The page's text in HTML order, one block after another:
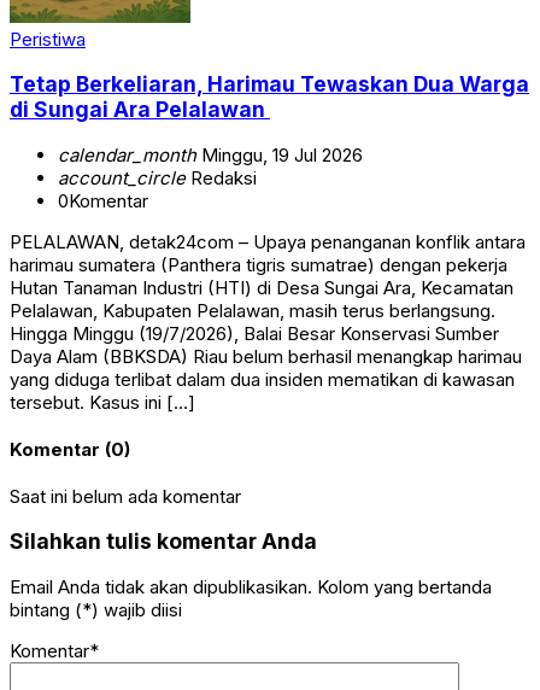
Peristiwa
Tetap Berkeliaran, Harimau Tewaskan Dua Warga
di Sungai Ara Pelalawan
calendar_monthMinggu, 19 Jul 2026
account_circleRedaksi
0Komentar
PELALAWAN, detak24com – Upaya penanganan konflik antara
harimau sumatera (Panthera tigris sumatrae) dengan pekerja
Hutan Tanaman Industri (HTI) di Desa Sungai Ara, Kecamatan
Pelalawan, Kabupaten Pelalawan, masih terus berlangsung.
Hingga Minggu (19/7/2026), Balai Besar Konservasi Sumber
Daya Alam (BBKSDA) Riau belum berhasil menangkap harimau
yang diduga terlibat dalam dua insiden mematikan di kawasan
tersebut. Kasus ini […]
Komentar (0)
Saat ini belum ada komentar
Silahkan tulis komentar Anda
Email Anda tidak akan dipublikasikan. Kolom yang bertanda
bintang (*) wajib diisi
Komentar*